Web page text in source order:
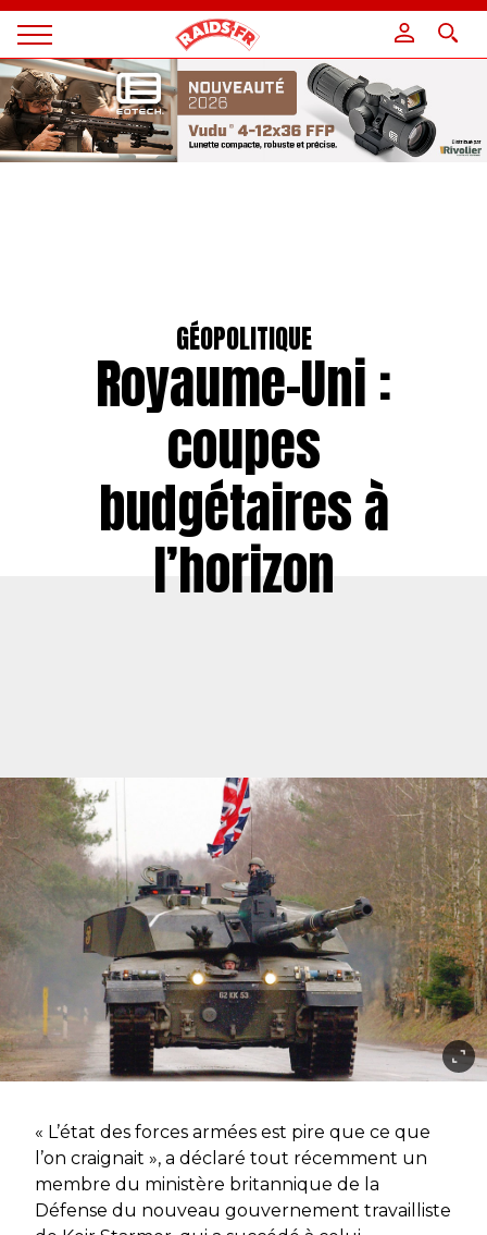
Magazine
Raids
GÉOPOLITIQUE
Royaume-Uni :
coupes
budgétaires à
l’horizon
« L’état des forces armées est pire que ce que
l’on craignait », a déclaré tout récemment un
membre du ministère britannique de la
Défense du nouveau gouvernement travailliste
Panneau de gestion des cookies